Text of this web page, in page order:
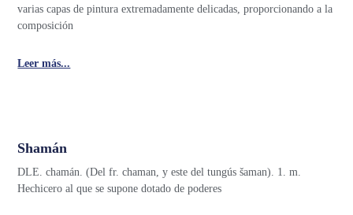
varias capas de pintura extremadamente delicadas, proporcionando a la
composición
Leer más...
Shamán
DLE. chamán. (Del fr. chaman, y este del tungús šaman). 1. m.
Hechicero al que se supone dotado de poderes